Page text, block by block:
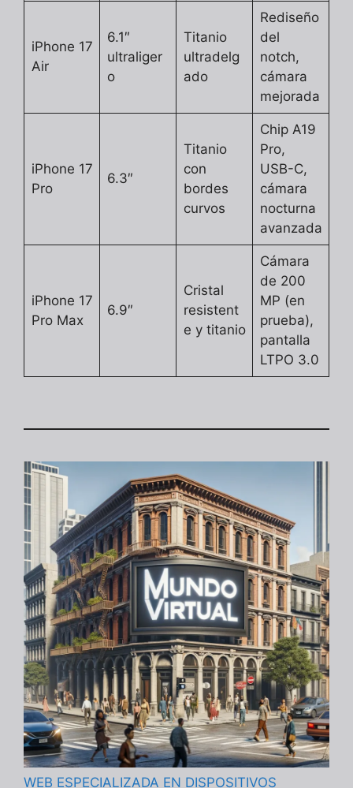
iPhone 17
Air
6.1″
ultraliger
o
Titanio
ultradelg
ado
Rediseño
del
notch,
cámara
mejorada
iPhone 17
Pro
6.3″
Titanio
con
bordes
curvos
Chip A19
Pro,
USB-C,
cámara
nocturna
avanzada
iPhone 17
Pro Max
6.9″
Cristal
resistent
e y titanio
Cámara
de 200
MP (en
prueba),
pantalla
LTPO 3.0
WEB ESPECIALIZADA EN DISPOSITIVOS